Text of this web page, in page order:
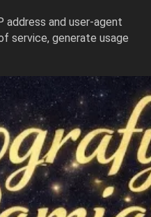
address and user-agent
service, generate usage